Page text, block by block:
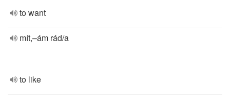
to want
mít,–ám rád/a
to like